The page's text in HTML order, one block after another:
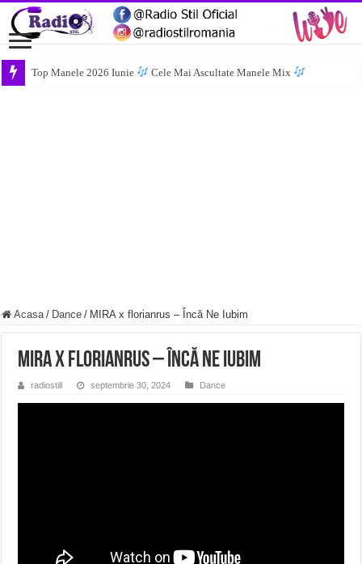
Top Manele 2026 Iunie Cele Mai Ascultate Manele Mix
Acasa / Dance / MIRA x florianrus – Încă Ne Iubim
MIRA x florianrus – Încă Ne Iubim
radiostill septembrie 30, 2024 Dance